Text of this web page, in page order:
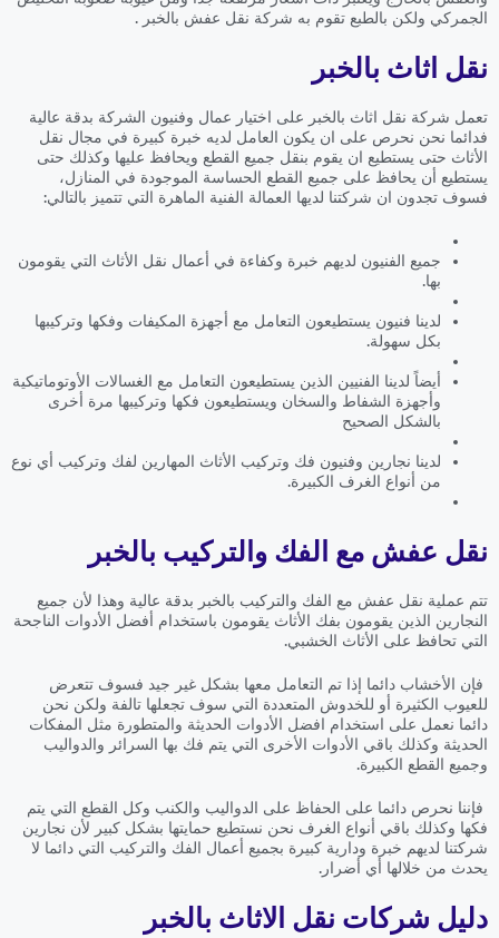
الجمركي ولكن بالطبع تقوم به شركة نقل عفش بالخبر .
نقل اثاث بالخبر
تعمل شركة نقل اثاث بالخبر على اختيار عمال وفنيون الشركة بدقة عالية
فدائما نحن نحرص على ان يكون العامل لديه خبرة كبيرة في مجال نقل
الأثاث حتى يستطيع ان يقوم بنقل جميع القطع ويحافظ عليها وكذلك حتى
يستطيع أن يحافظ على جميع القطع الحساسة الموجودة في المنازل،
فسوف تجدون ان شركتنا لديها العمالة الفنية الماهرة التي تتميز بالتالي:
جميع الفنيون لديهم خبرة وكفاءة في أعمال نقل الأثاث التي يقومون
بها.
لدينا فنيون يستطيعون التعامل مع أجهزة المكيفات وفكها وتركيبها
بكل سهولة.
أيضاً لدينا الفنيين الذين يستطيعون التعامل مع الغسالات الأوتوماتيكية
وأجهزة الشفاط والسخان ويستطيعون فكها وتركيبها مرة أخرى
بالشكل الصحيح
لدينا نجارين وفنيون فك وتركيب الأثاث المهارين لفك وتركيب أي نوع
من أنواع الغرف الكبيرة.
نقل عفش مع الفك والتركيب بالخبر
تتم عملية نقل عفش مع الفك والتركيب بالخبر بدقة عالية وهذا لأن جميع
النجارين الذين يقومون بفك الأثاث يقومون باستخدام أفضل الأدوات الناجحة
التي تحافظ على الأثاث الخشبي.
فإن الأخشاب دائما إذا تم التعامل معها بشكل غير جيد فسوف تتعرض
للعيوب الكثيرة أو للخدوش المتعددة التي سوف تجعلها تالفة ولكن نحن
دائما نعمل على استخدام افضل الأدوات الحديثة والمتطورة مثل المفكات
الحديثة وكذلك باقي الأدوات الأخرى التي يتم فك بها السرائر والدواليب
وجميع القطع الكبيرة.
فإننا نحرص دائما على الحفاظ على الدواليب والكنب وكل القطع التي يتم
فكها وكذلك باقي أنواع الغرف نحن نستطيع حمايتها بشكل كبير لأن نجارين
شركتنا لديهم خبرة ودارية كبيرة بجميع أعمال الفك والتركيب التي دائما لا
يحدث من خلالها أي أضرار.
دليل شركات نقل الاثاث بالخبر